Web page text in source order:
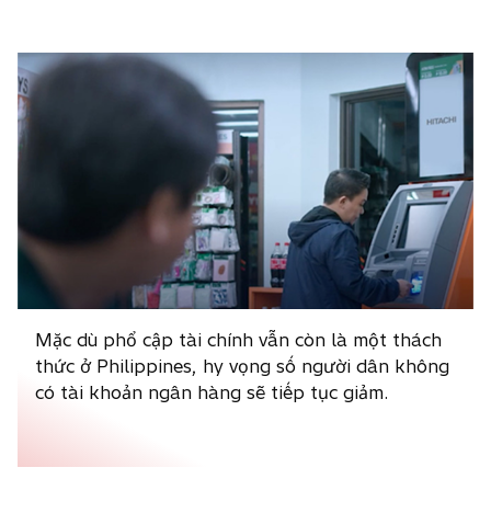
Mặc dù phổ cập tài chính vẫn còn là một thách
thức ở Philippines, hy vọng số người dân không
có tài khoản ngân hàng sẽ tiếp tục giảm.